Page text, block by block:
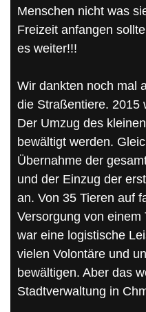
Menschen nicht was
Freizeit anfangen
es weiter!!!
Wir dankten noch mal
die Straßentiere. 2015
Der Umzug des
bewältigt werden.
Übernahme der
und der Einzug der
an. Von 35 Tieren auf
Versorgung von
war eine logistische
vielen Volontäre und
bewältigen. Aber das
Stadtverwaltung in